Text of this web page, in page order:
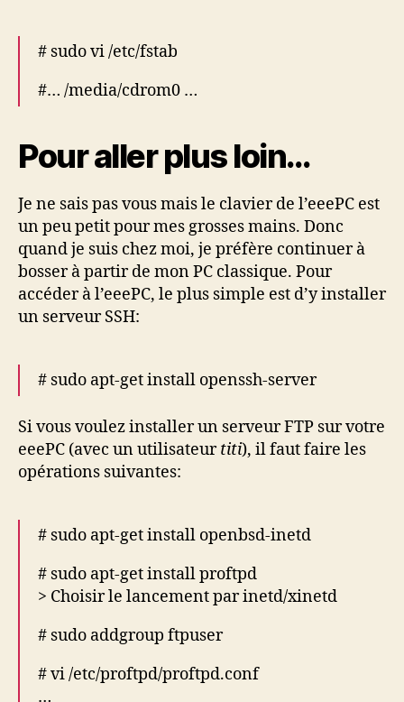
# sudo vi /etc/fstab
#… /media/cdrom0 …
Pour aller plus loin…
Je ne sais pas vous mais le clavier de l’eeePC est
un peu petit pour mes grosses mains. Donc
quand je suis chez moi, je préfère continuer à
bosser à partir de mon PC classique. Pour
accéder à l’eeePC, le plus simple est d’y installer
un serveur SSH:
# sudo apt-get install openssh-server
Si vous voulez installer un serveur FTP sur votre
eeePC (avec un utilisateurtiti), il faut faire les
opérations suivantes:
# sudo apt-get install openbsd-inetd
# sudo apt-get install proftpd
> Choisir le lancement par inetd/xinetd
# sudo addgroup ftpuser
# vi /etc/proftpd/proftpd.conf
…